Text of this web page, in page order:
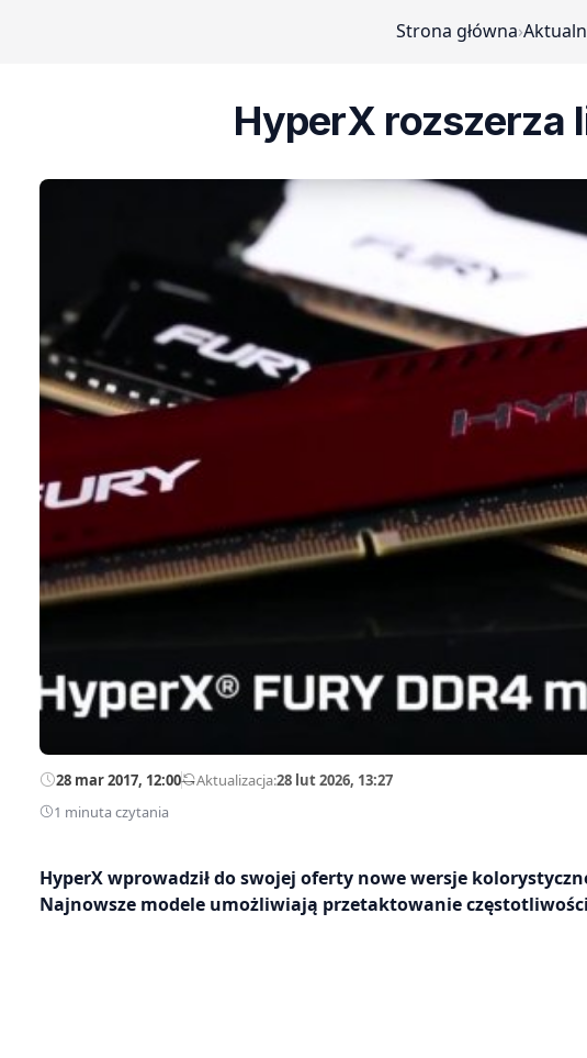
Strona główna›
HyperX rozszerza
28 mar 2017, 12:00—Aktualizacja:28 lut 2026, 13:27
1 minuta czytania
HyperX wprowadził do swojej oferty nowe wersje
Najnowsze modele umożliwiają przetaktowanie